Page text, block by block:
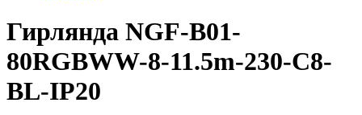
Гирлянда NGF-B01-
80RGBWW-8-11.5m-230-C8-
BL-IP20